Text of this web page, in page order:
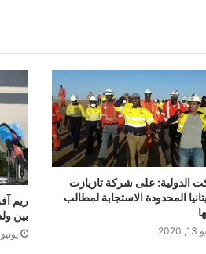
الدولية: على شركة تازيازت
المحدودة الاستجابة لمطالب
ريم
بين
يونيو 26, 2020